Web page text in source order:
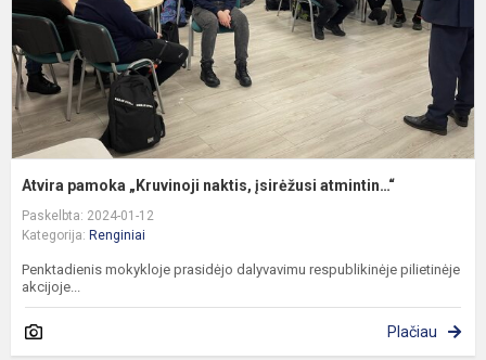
Atvira pamoka „Kruvinoji naktis, įsirėžusi atmintin…“
Paskelbta: 2024-01-12
Kategorija: Renginiai
Penktadienis mokykloje prasidėjo dalyvavimu respublikinėje pilietinėje
akcijoje...
Plačiau